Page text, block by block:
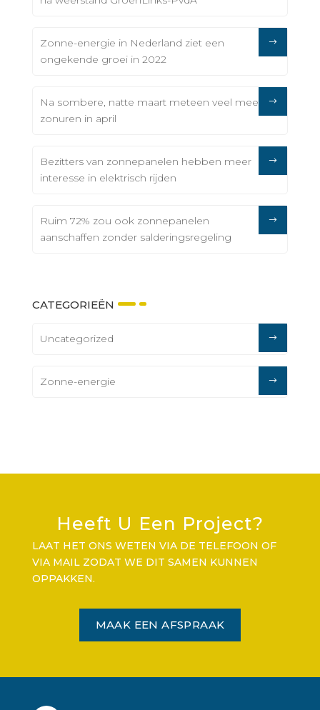
Zonne-energie in Nederland ziet een
ongekende groei in 2022
Na sombere, natte maart meteen veel meer
zonuren in april
Bezitters van zonnepanelen hebben meer
interesse in elektrisch rijden
Ruim 72% zou ook zonnepanelen
aanschaffen zonder salderingsregeling
CATEGORIEËN
Uncategorized
Zonne-energie
Heeft U Een Project?
LAAT HET ONS WETEN VIA DE TELEFOON OF
VIA MAIL ZODAT WE DIT SAMEN KUNNEN
OPPAKKEN.
MAAK EEN AFSPRAAK